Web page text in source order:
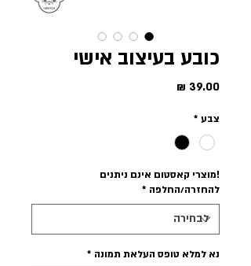
כובע בעיצוב אישי
צבע *
!מוצרי קאסטום אינם ניתנים
להחזרה/החלפה *
נא למלא טופס העלאת תמונה *